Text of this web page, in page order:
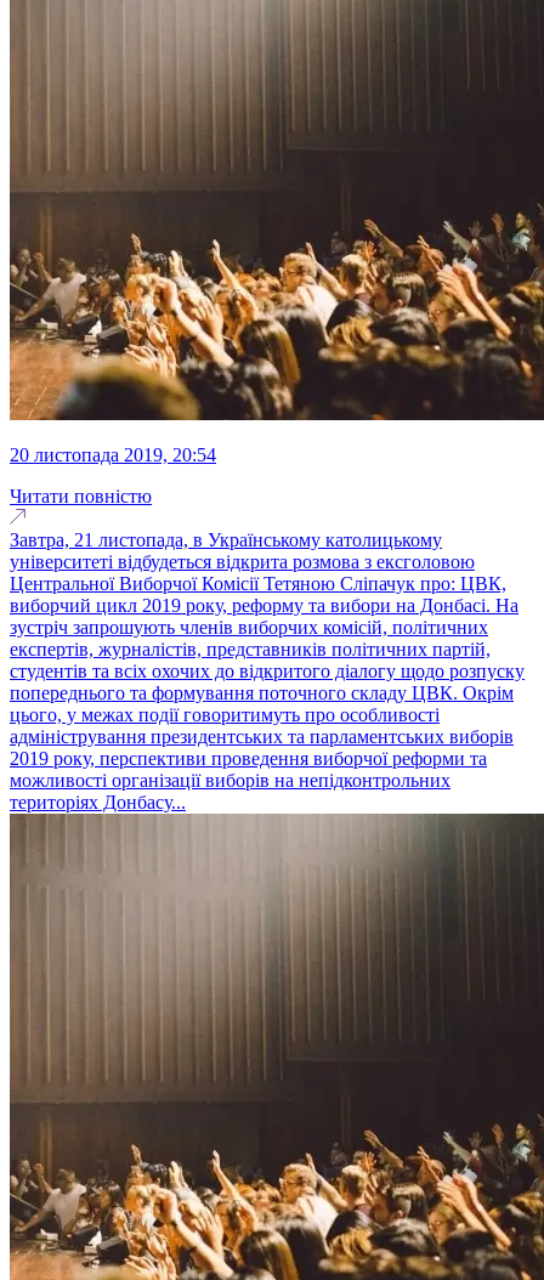
20 листопада 2019, 20:54
Читати повністю
Завтра, 21 листопада, в Українському католицькому
університеті відбудеться відкрита розмова з ексголовою
Центральної Виборчої Комісії Тетяною Сліпачук про: ЦВК,
виборчий цикл 2019 року, реформу та вибори на Донбасі. На
зустріч запрошують членів виборчих комісій, політичних
експертів, журналістів, представників політичних партій,
студентів та всіх охочих до відкритого діалогу щодо розпуску
попереднього та формування поточного складу ЦВК. Окрім
цього, у межах події говоритимуть про особливості
адміністрування президентських та парламентських виборів
2019 року, перспективи проведення виборчої реформи та
можливості організації виборів на непідконтрольних
територіях Донбасу...